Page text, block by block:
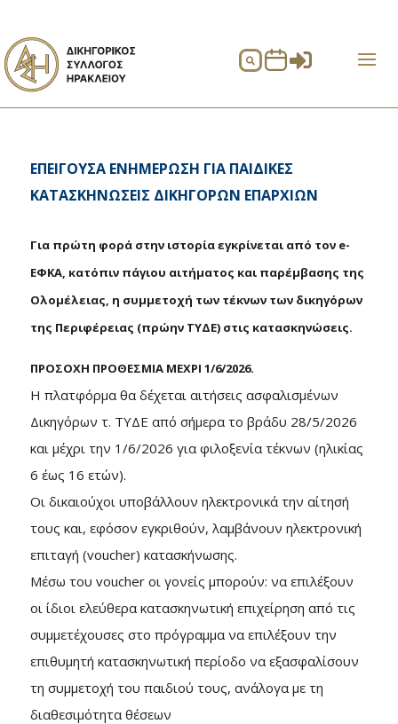
 
ΕΠΕΙΓΟΥΣΑ ΕΝΗΜΕΡΩΣΗ ΓΙΑ ΠΑΙΔΙΚΕΣ
ΚΑΤΑΣΚΗΝΩΣΕΙΣ ΔΙΚΗΓΟΡΩΝ ΕΠΑΡΧΙΩΝ
Για πρώτη φορά στην ιστορία εγκρίνεται από τον e-
ΕΦΚΑ, κατόπιν πάγιου αιτήματος και παρέμβασης της
Ολομέλειας, η συμμετοχή των τέκνων των δικηγόρων
της Περιφέρειας (πρώην ΤΥΔΕ) στις κατασκηνώσεις.
ΠΡΟΣΟΧΗ ΠΡΟΘΕΣΜΙΑ ΜΕΧΡΙ 1/6/2026.
Η πλατφόρμα θα δέχεται αιτήσεις ασφαλισμένων
Δικηγόρων τ. ΤΥΔΕ από σήμερα το βράδυ 28/5/2026
και μέχρι την 1/6/2026 για φιλοξενία τέκνων (ηλικίας
6 έως 16 ετών).
Οι δικαιούχοι υποβάλλουν ηλεκτρονικά την αίτησή
τους και, εφόσον εγκριθούν, λαμβάνουν ηλεκτρονική
επιταγή (voucher) κατασκήνωσης.
Μέσω του voucher οι γονείς μπορούν: να επιλέξουν
οι ίδιοι ελεύθερα κατασκηνωτική επιχείρηση από τις
συμμετέχουσες στο πρόγραμμα να επιλέξουν την
επιθυμητή κατασκηνωτική περίοδο να εξασφαλίσουν
τη συμμετοχή του παιδιού τους, ανάλογα με τη
διαθεσιμότητα θέσεων